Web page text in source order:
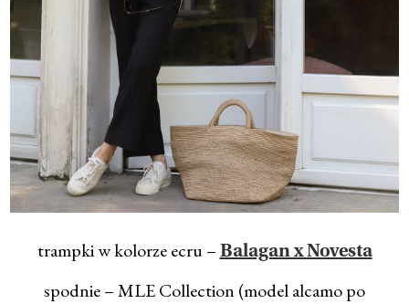
trampki w kolorze ecru – Balagan x Novesta
spodnie – MLE Collection (model alcamo po